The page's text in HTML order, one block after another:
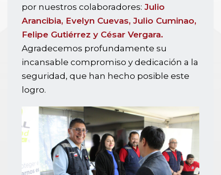
por nuestros colaboradores: Julio
Arancibia, Evelyn Cuevas, Julio Cuminao,
Felipe Gutiérrez y César Vergara.
Agradecemos profundamente su
incansable compromiso y dedicación a la
seguridad, que han hecho posible este
logro.